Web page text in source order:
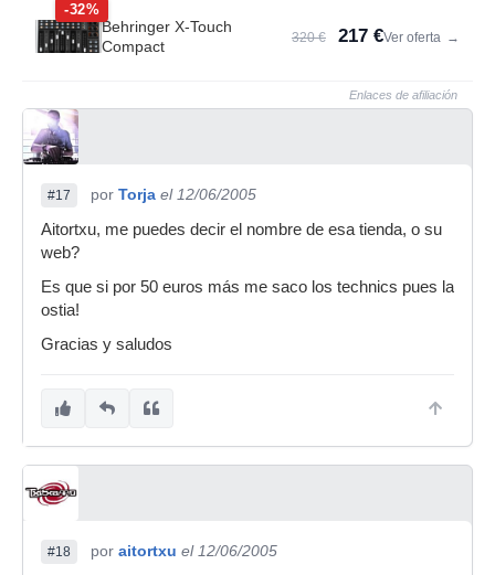
-32%
Behringer X-Touch
Compact
320 € 217 €Ver oferta →
Enlaces de afiliación
#17 por Torja el 12/06/2005
Aitortxu, me puedes decir el nombre de esa tienda, o su
web?
Es que si por 50 euros más me saco los technics pues la
ostia!
Gracias y saludos
#18 por aitortxu el 12/06/2005